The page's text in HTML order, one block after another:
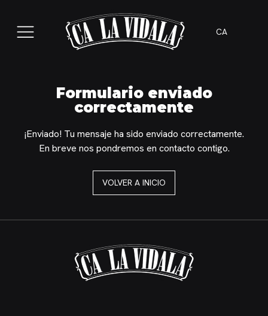
CA
Formulario enviado
correctamente
¡Enviado! Tu mensaje ha sido enviado correctamente.
En breve nos pondremos en contacto contigo.
VOLVER A INICIO